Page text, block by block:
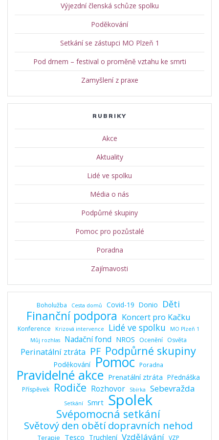
Výjezdní členská schůze spolku
Poděkování
Setkání se zástupci MO Plzeň 1
Pod drnem – festival o proměně vztahu ke smrti
Zamyšlení z praxe
RUBRIKY
Akce
Aktuality
Lidé ve spolku
Média o nás
Podpůrné skupiny
Pomoc pro pozůstalé
Poradna
Zajímavosti
Boholužba Cesta domů Covid-19 Donio Děti
Finanční podpora Koncert pro Kačku
Konference Krizová intervence Lidé ve spolku
MO Plzeň 1
Můj rozhlas
Nadační fond NROS Ocenění Osvěta
Perinatální ztráta PF Podpůrné skupiny
Poděkování Pomoc Poradna
Pravidelné akce Prenatální ztráta Přednáška
Příspěvek Rodiče Rozhovor Sbírka Sebevražda
Setkání Smrt Spolek
Svépomocná setkání
Světový den obětí dopravních nehod
Terapie Tesco Truchlení Vzdělávání VZP